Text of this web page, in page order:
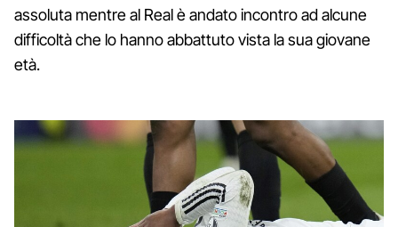
assoluta mentre al Real è andato incontro ad alcune
difficoltà che lo hanno abbattuto vista la sua giovane
età.